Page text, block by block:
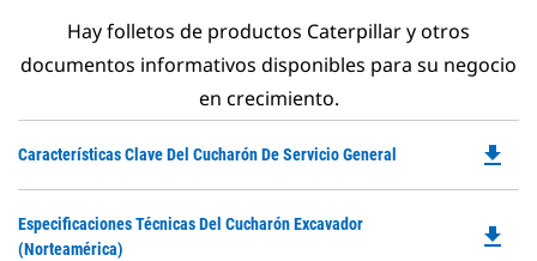
Hay folletos de productos Caterpillar y otros
documentos informativos disponibles para su negocio
en crecimiento.
Características Clave Del Cucharón De Servicio General file_download
Especificaciones Técnicas Del Cucharón Excavador
(Norteamérica)
file_download